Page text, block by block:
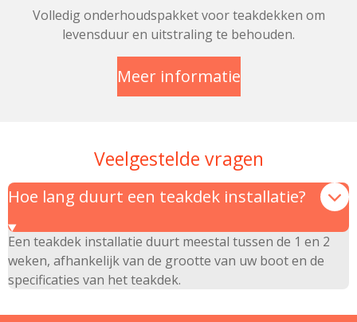
Volledig onderhoudspakket voor teakdekken om
levensduur en uitstraling te behouden.
Meer informatie
Veelgestelde vragen
Hoe lang duurt een teakdek installatie?
Een teakdek installatie duurt meestal tussen de 1 en 2
weken, afhankelijk van de grootte van uw boot en de
specificaties van het teakdek.